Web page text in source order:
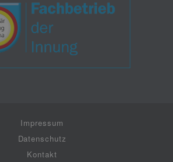
Impressum
Datenschutz
Kontakt